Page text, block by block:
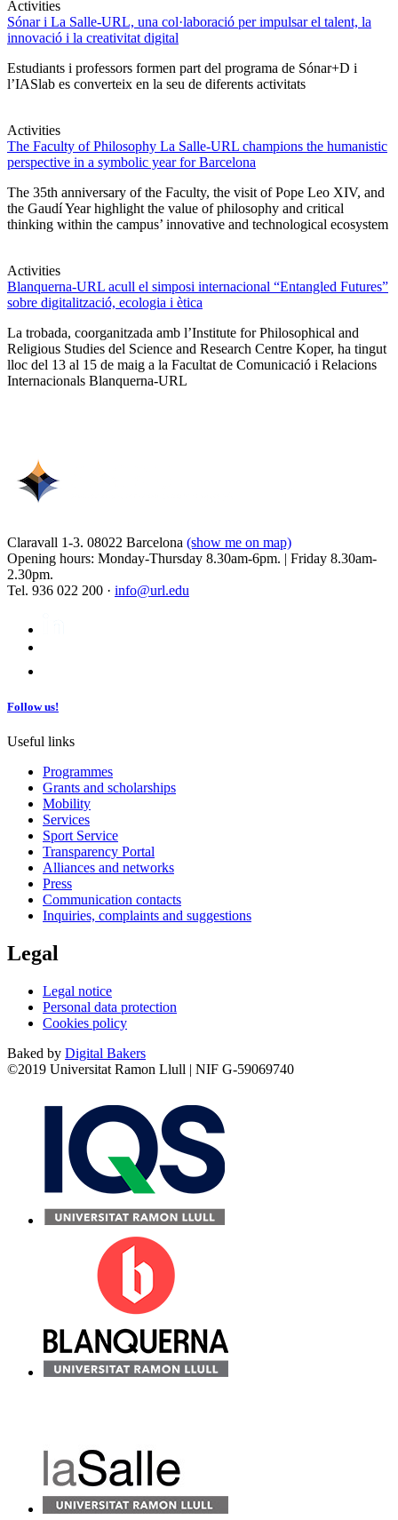
Activities
Sónar i La Salle-URL, una col·laboració per impulsar el talent, la
innovació i la creativitat digital
Estudiants i professors formen part del programa de Sónar+D i
l’IASlab es converteix en la seu de diferents activitats
Activities
The Faculty of Philosophy La Salle-URL champions the humanistic
perspective in a symbolic year for Barcelona
The 35th anniversary of the Faculty, the visit of Pope Leo XIV, and
the Gaudí Year highlight the value of philosophy and critical
thinking within the campus’ innovative and technological ecosystem
Activities
Blanquerna-URL acull el simposi internacional “Entangled Futures”
sobre digitalització, ecologia i ètica
La trobada, coorganitzada amb l’Institute for Philosophical and
Religious Studies del Science and Research Centre Koper, ha tingut
lloc del 13 al 15 de maig a la Facultat de Comunicació i Relacions
Internacionals Blanquerna-URL
Claravall 1-3. 08022 Barcelona (show me on map)
Opening hours: Monday-Thursday 8.30am-6pm. | Friday 8.30am-
2.30pm.
Tel. 936 022 200 · info@url.edu
Follow us!
Useful links
Programmes
Grants and scholarships
Mobility
Services
Sport Service
Transparency Portal
Alliances and networks
Press
Communication contacts
Inquiries, complaints and suggestions
Legal
Legal notice
Personal data protection
Cookies policy
Baked by Digital Bakers
©2019 Universitat Ramon Llull | NIF G-59069740